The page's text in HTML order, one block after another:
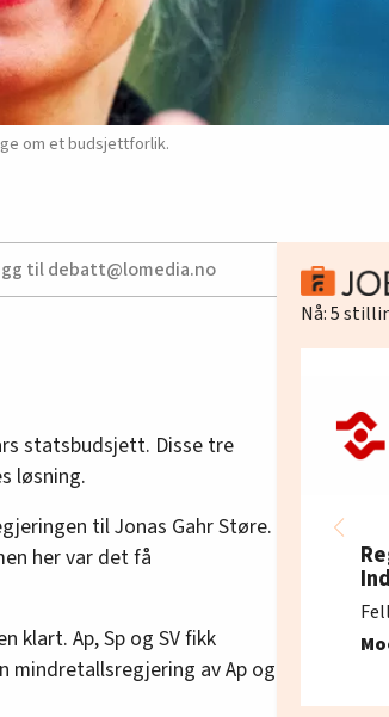
om et budsjettforlik.
til debatt@lomedia.no
statsbudsjett. Disse tre
løsning.
til Jonas Gahr Støre.
her var det få
klart. Ap, Sp og SV fikk
av Ap og
Nå:5